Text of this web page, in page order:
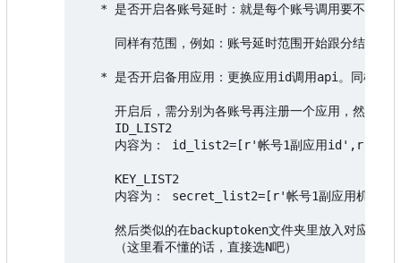
* 是否开启各账号延时：就是每个账号调用要不要停
同样有范围，例如：账号延时范围开始跟分结
* 是否开启备用应用：更换应用id调用api。同样每
开启后，需分别为各账号再注册一个应用，然后在
     ID_LIST2
内容为： id_list2=[r'帐号1副应用id',r'帐号
     KEY_LIST2
内容为： secret_list2=[r'帐号1副应用机密
然后类似的在backuptoken文件夹里放入对应的
     （这里看不懂的话，直接选N吧）